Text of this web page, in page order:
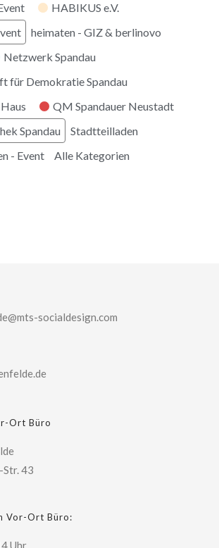
HABIKUS e.V.
heimaten - GIZ & berlinovo
Netzwerk Spandau
für Demokratie Spandau
QM Spandauer Neustadt
Spandau
Stadtteilladen
- Event
Alle Kategorien
socialdesign.com
Ort Büro
43
Vor-Ort Büro:
Uhr